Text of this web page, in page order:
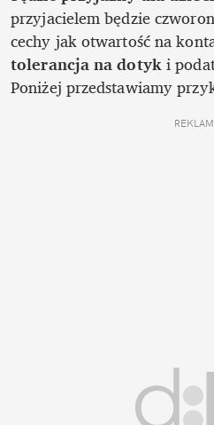
przyjacielem będzie
cechy jak otwartość na
tolerancja na dotyk i
Poniżej przedstawiamy